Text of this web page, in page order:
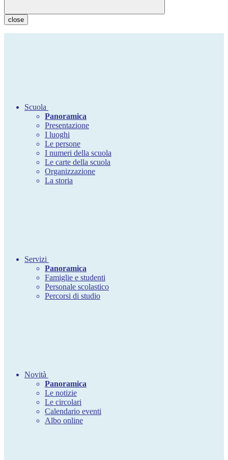
close
Scuola
Panoramica
Presentazione
I luoghi
Le persone
I numeri della scuola
Le carte della scuola
Organizzazione
La storia
Servizi
Panoramica
Famiglie e studenti
Personale scolastico
Percorsi di studio
Novità
Panoramica
Le notizie
Le circolari
Calendario eventi
Albo online